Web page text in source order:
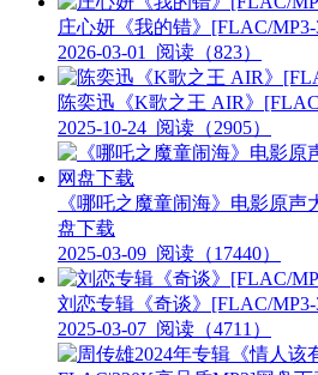
庄心妍《我的错》[FLAC/
2026-03-01
阅读（823）
陈奕迅《K歌之王 AIR》
2025-10-24 阅读（2905）
《哪吒之魔童闹海》电影原声
盘下载
2025-03-09 阅读（17440）
刘恋专辑《奇谈》[FLAC/
2025-03-07 阅读（4711）